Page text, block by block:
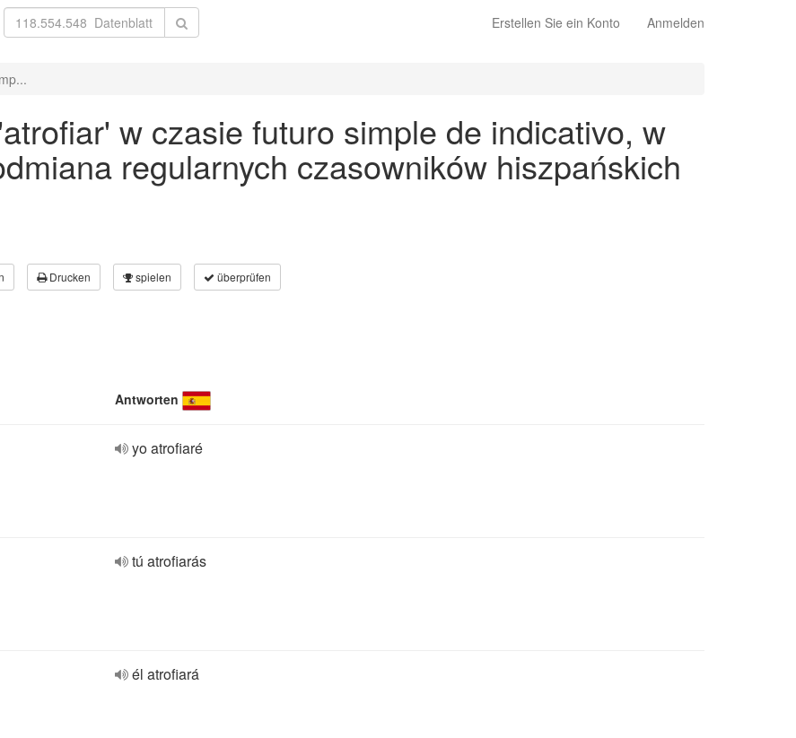
Erstellen Sie ein Konto Anmelden
w czasie futuro simple de indicativo, w
regularnych czasowników hiszpańskich
Drucken spielen überprüfen
Antworten
yo atrofiaré
tú atrofiarás
él atrofiará